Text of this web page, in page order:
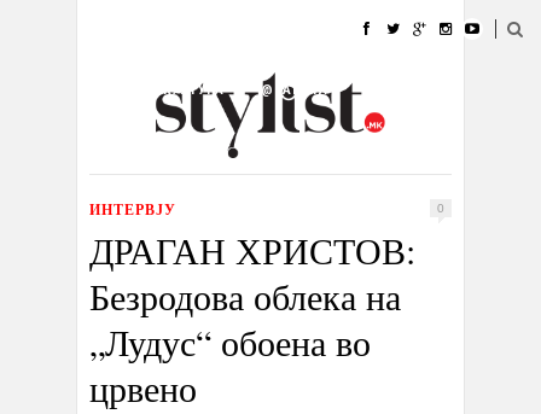
УБАВИНА
КУЛТУРА @РАБОТА
ИЗЛОГ
ИНТЕРВЈУ 0
ДРАГАН ХРИСТОВ:
Безродова облека на
„Лудус“ обоена во
црвено